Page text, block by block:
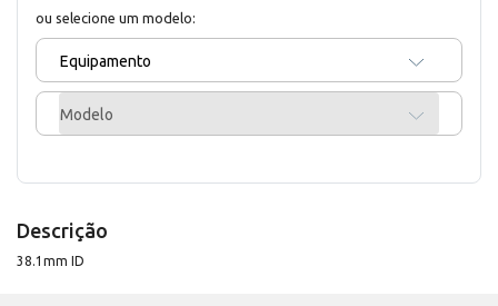
ou selecione um modelo:
Equipamento
Modelo
Descrição
38.1mm ID